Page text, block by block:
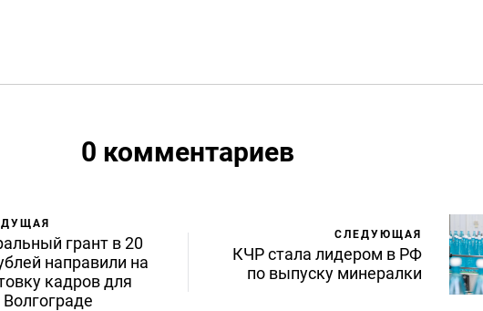
0 комментариев
грант в 20
направили на
кадров для
СЛЕДУЮЩАЯ
КЧР стала лидером в РФ
по выпуску минералки